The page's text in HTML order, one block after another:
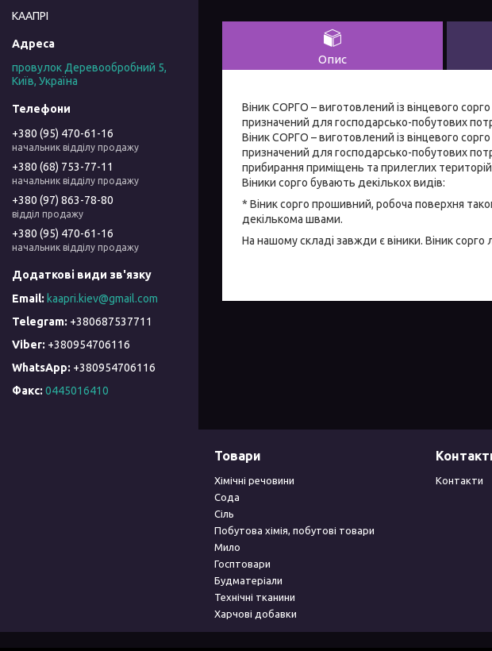
Опис
Віник СОРГО – виготовлений із вінцевого
призначений для господарсько-побутових
Віник СОРГО – виготовлений із вінцевого
призначений для господарсько-побутових
прибирання приміщень та прилеглих
Віники сорго бувають декількох видів:
* Віник сорго прошивний, робоча поверхня
декількома швами.
На нашому складі завжди є віники. Віник
КААПРІ
провулок Деревообробний 5,
Київ, Україна
+380 (95) 470-61-16
начальник відділу продажу
+380 (68) 753-77-11
начальник відділу продажу
+380 (97) 863-78-80
відділ продажу
+380 (95) 470-61-16
начальник відділу продажу
kaapri.kiev@gmail.com
+380687537711
+380954706116
+380954706116
Факс 0445016410
Товари
Хімічні речовини
Сода
Сіль
Побутова хімія, побутові товари
Мило
Госптовари
Будматеріали
Технічні тканини
Харчові добавки
Контакти